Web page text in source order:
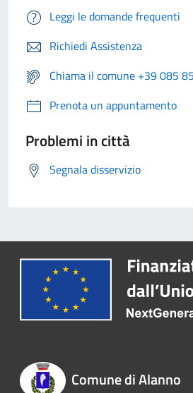
Leggi le domande frequenti
Richiedi Assistenza
Chiama il comune +39 085
Prenota un appuntamento
Problemi in città
Segnala disservizio
Comune di Alanno